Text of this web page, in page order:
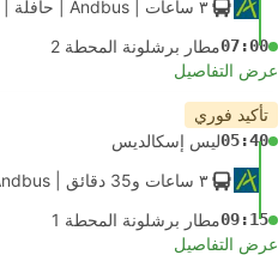
٣ ساعات
حافلة
07:00مطار برشلونة المحطة 2
عرض التفاصيل
تأكيد فوري
05:40ليس إسكالديس
٣ ساعات و‫35 دقائق
09:15مطار برشلونة المحطة 1
عرض التفاصيل